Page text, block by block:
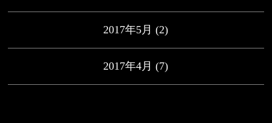
2017年5月 (2)
2017年4月 (7)